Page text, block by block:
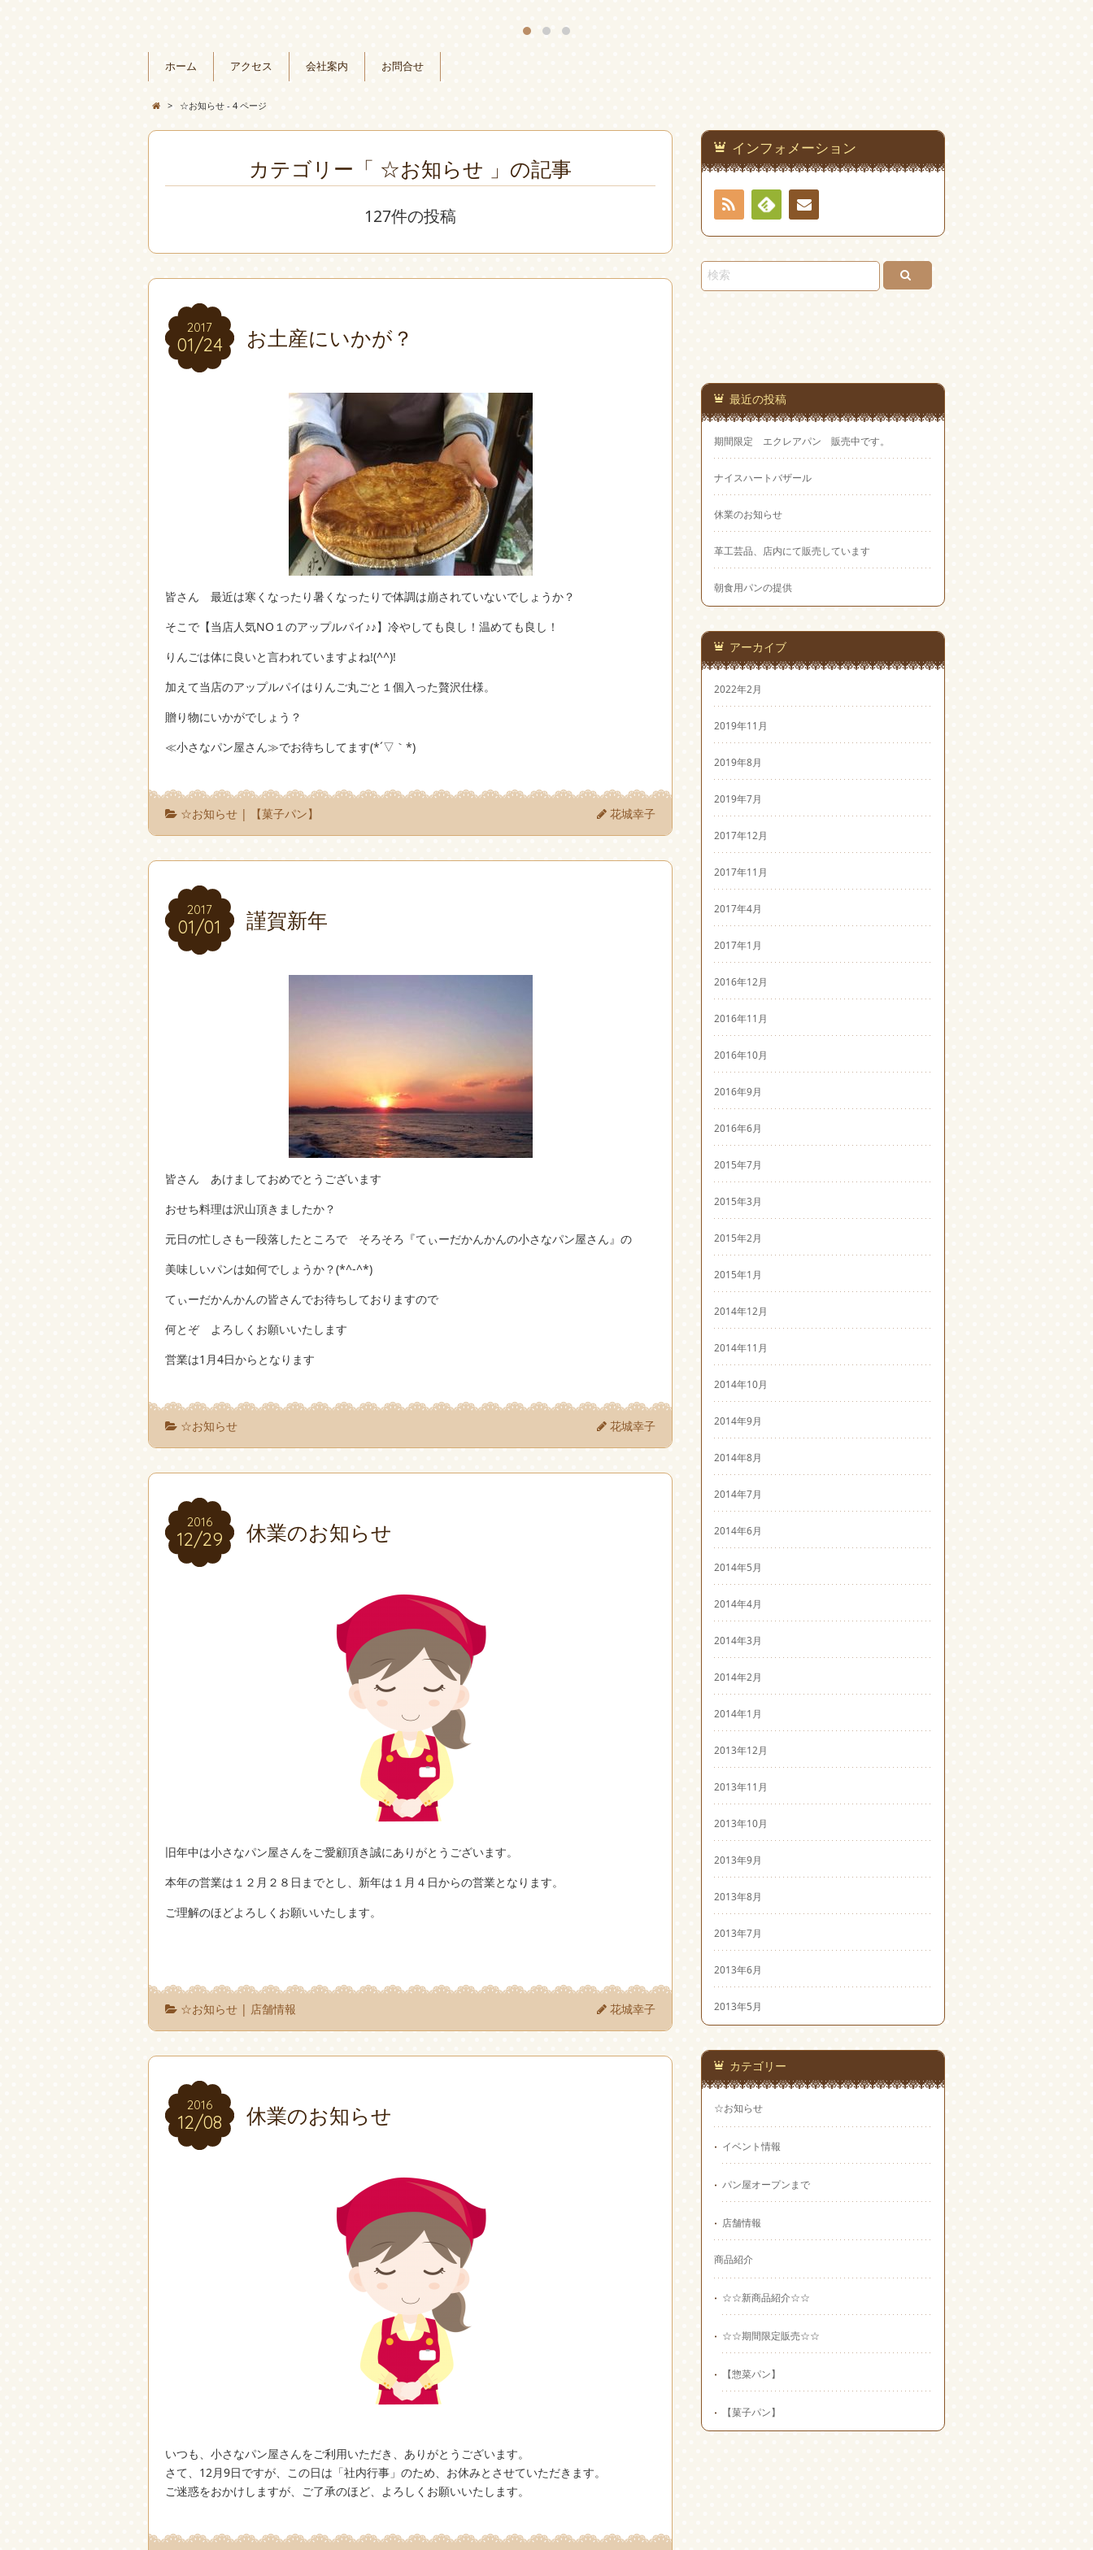
ホーム アクセス 会社案内 お問合せ
> ☆お知らせ - 4 ページ
カテゴリー「 ☆お知らせ 」の記事
127件の投稿
2017
01/24
2017
01/24 お土産にいかが？
皆さん 最近は寒くなったり暑くなったりで体調は崩されていないでしょうか？
そこで【当店人気NO１のアップルパイ♪♪】冷やしても良し！温めても良し！
りんごは体に良いと言われていますよね!(^^)!
加えて当店のアップルパイはりんご丸ごと１個入った贅沢仕様。
贈り物にいかがでしょう？
≪小さなパン屋さん≫でお待ちしてます(*´▽｀*)
☆お知らせ | 【菓子パン】 花城幸子
2017
01/01
2017
01/01 謹賀新年
皆さん あけましておめでとうございます
おせち料理は沢山頂きましたか？
元日の忙しさも一段落したところで そろそろ『てぃーだかんかんの小さなパン屋さん』の
美味しいパンは如何でしょうか？(*^-^*)
てぃーだかんかんの皆さんでお待ちしておりますので
何とぞ よろしくお願いいたします
営業は1月4日からとなります
☆お知らせ 花城幸子
2016
12/29
2016
12/29 休業のお知らせ
旧年中は小さなパン屋さんをご愛顧頂き誠にありがとうございます。
本年の営業は１２月２８日までとし、新年は１月４日からの営業となります。
ご理解のほどよろしくお願いいたします。
☆お知らせ | 店舗情報 花城幸子
2016
12/08
2016
12/08 休業のお知らせ
いつも、小さなパン屋さんをご利用いただき、ありがとうございます。
さて、12月9日ですが、この日は「社内行事」のため、お休みとさせていただきます。
ご迷惑をおかけしますが、ご了承のほど、よろしくお願いいたします。
インフォメーション
RSS
Feedly連絡
先
最近の投稿
期間限定 エクレアパン 販売中です。
ナイスハートバザール
休業のお知らせ
革工芸品、店内にて販売しています
朝食用パンの提供
アーカイブ
2022年2月
2019年11月
2019年8月
2019年7月
2017年12月
2017年11月
2017年4月
2017年1月
2016年12月
2016年11月
2016年10月
2016年9月
2016年6月
2015年7月
2015年3月
2015年2月
2015年1月
2014年12月
2014年11月
2014年10月
2014年9月
2014年8月
2014年7月
2014年6月
2014年5月
2014年4月
2014年3月
2014年2月
2014年1月
2013年12月
2013年11月
2013年10月
2013年9月
2013年8月
2013年7月
2013年6月
2013年5月
カテゴリー
☆お知らせ
イベント情報
パン屋オープンまで
店舗情報
商品紹介
☆☆新商品紹介☆☆
☆☆期間限定販売☆☆
【惣菜パン】
【菓子パン】